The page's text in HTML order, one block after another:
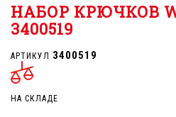
НАБОР КРЮЧКОВ
3400519
АРТИКУЛ 3400519
НА СКЛАДЕ